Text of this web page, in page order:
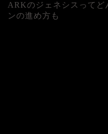
ARKのジェネシスってど
ンの進め方も